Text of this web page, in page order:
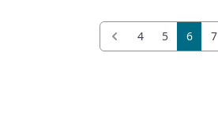
4 5 6 7